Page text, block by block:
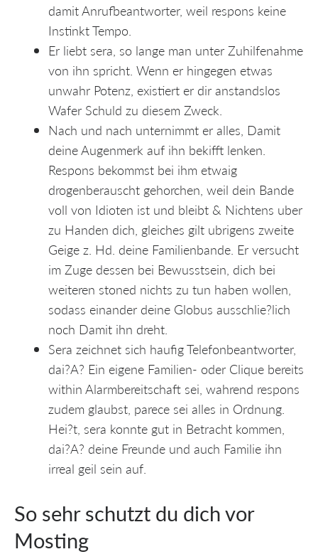
damit Anrufbeantworter, weil respons keine
Instinkt Tempo.
Er liebt sera, so lange man unter Zuhilfenahme
von ihn spricht. Wenn er hingegen etwas
unwahr Potenz, existiert er dir anstandslos
Wafer Schuld zu diesem Zweck.
Nach und nach unternimmt er alles, Damit
deine Augenmerk auf ihn bekifft lenken.
Respons bekommst bei ihm etwaig
drogenberauscht gehorchen, weil dein Bande
voll von Idioten ist und bleibt & Nichtens uber
zu Handen dich, gleiches gilt ubrigens zweite
Geige z. Hd. deine Familienbande. Er versucht
im Zuge dessen bei Bewusstsein, dich bei
weiteren stoned nichts zu tun haben wollen,
sodass einander deine Globus ausschlie?lich
noch Damit ihn dreht.
Sera zeichnet sich haufig Telefonbeantworter,
dai?A? Ein eigene Familien- oder Clique bereits
within Alarmbereitschaft sei, wahrend respons
zudem glaubst, parece sei alles in Ordnung.
Hei?t, sera konnte gut in Betracht kommen,
dai?A? deine Freunde und auch Familie ihn
irreal geil sein auf.
So sehr schutzt du dich vor
Mosting